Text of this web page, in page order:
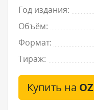
Год издания:
Объём:
Формат:
Тираж:
Купить на